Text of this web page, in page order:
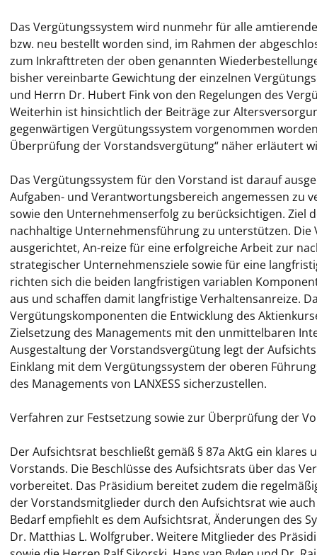
Das Vergütungssystem wird nunmehr für alle
bzw. neu bestellt worden sind, im Rahmen der
zum Inkrafttreten der oben genannten
bisher vereinbarte Gewichtung der einzelnen
und Herrn Dr. Hubert Fink von den Regelungen des
Weiterhin ist hinsichtlich der Beiträge zur
gegenwärtigen Vergütungssystem vorgenommen
Überprüfung der Vorstandsvergütung“ näher erläutert
Das Vergütungssystem für den Vorstand ist darauf
Aufgaben- und Verantwortungsbereich angemessen zu
sowie den Unternehmenserfolg zu berücksichtigen. Ziel
nachhaltige Unternehmensführung zu unterstützen. Die
ausgerichtet, An-reize für eine erfolgreiche Arbeit zur
strategischer Unternehmensziele sowie für eine
richten sich die beiden langfristigen variablen
aus und schaffen damit langfristige Verhaltensanreize.
Vergütungskomponenten die Entwicklung des
Zielsetzung des Managements mit den unmittelbaren
Ausgestaltung der Vorstandsvergütung legt der
Einklang mit dem Vergütungssystem der oberen
des Managements von LANXESS sicherzustellen.
Verfahren zur Festsetzung sowie zur Überprüfung der
Der Aufsichtsrat beschließt gemäß § 87a AktG ein
Vorstands. Die Beschlüsse des Aufsichtsrats über das
vorbereitet. Das Präsidium bereitet zudem die
der Vorstandsmitglieder durch den Aufsichtsrat wie
Bedarf empfiehlt es dem Aufsichtsrat, Änderungen des
Dr. Matthias L. Wolfgruber. Weitere Mitglieder des